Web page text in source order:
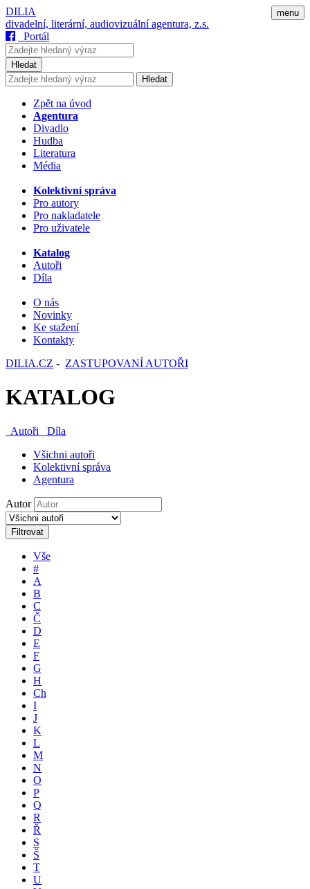
menu
DILIA
divadelní, literární, audiovizuální agentura, z.s.
Portál
Hledat
Hledat
Zpět na úvod
Agentura
Divadlo
Hudba
Literatura
Média
Kolektivní správa
Pro autory
Pro nakladatele
Pro uživatele
Katalog
Autoři
Díla
O nás
Novinky
Ke stažení
Kontakty
DILIA.CZ - ZASTUPOVANÍ AUTOŘI
KATALOG
Autoři
Díla
Všichni autoři
Kolektivní správa
Agentura
Autor
Filtrovat
Vše
#
A
B
C
Č
D
E
F
G
H
Ch
I
J
K
L
M
N
O
P
Q
R
Ř
S
Š
T
U